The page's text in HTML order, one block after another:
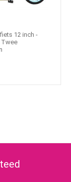
12 inch -
Twee